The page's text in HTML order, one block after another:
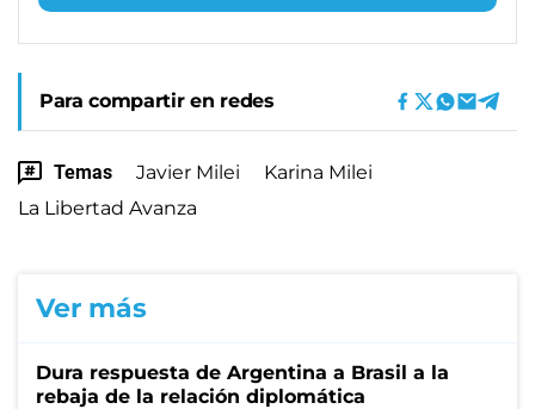
Para compartir en redes
Temas Javier Milei
Karina Milei
La Libertad Avanza
Ver más
Dura respuesta de Argentina a Brasil a la
rebaja de la relación diplomática